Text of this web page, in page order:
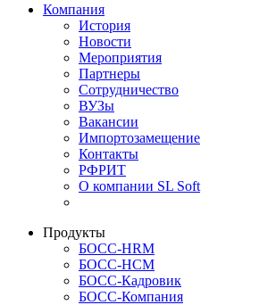
Компания
История
Новости
Мероприятия
Партнеры
Сотрудничество
ВУЗы
Вакансии
Импортозамещение
Контакты
РФРИТ
О компании SL Soft
Продукты
БОСС-HRM
БОСС-HCM
БОСС-Кадровик
БОСС-Компания